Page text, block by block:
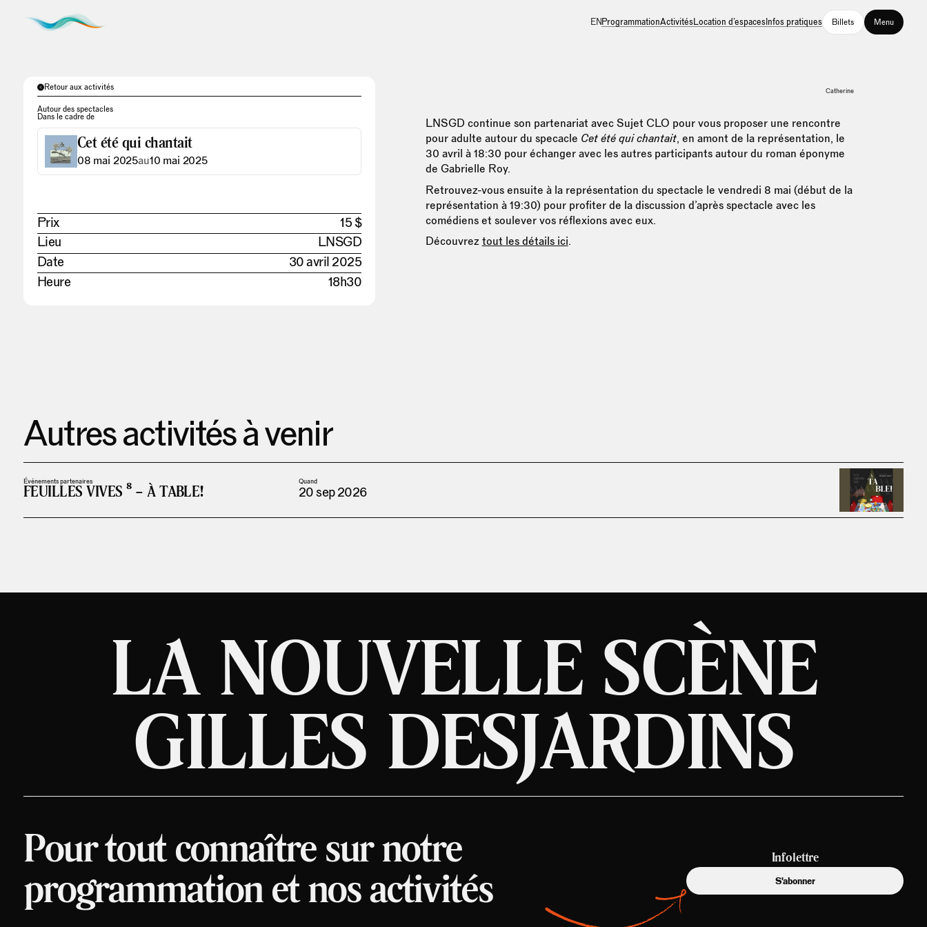
ENProgrammationActivitésLocation d’espacesInfos pratiques Billets Menu
Retour aux activités
Autour des spectacles
Dans le cadre de
Cet été qui chantait
08 mai 2025au10 mai 2025
Prix
15 $
Lieu
LNSGD
Date
30 avril 2025
Heure
18h30
Catherine
LNSGD continue son partenariat avec Sujet CLO pour vous proposer une rencontre
pour adulte autour du specacle Cet été qui chantait, en amont de la représentation, le
30 avril à 18:30 pour échanger avec les autres participants autour du roman éponyme
de Gabrielle Roy.
Retrouvez-vous ensuite à la représentation du spectacle le vendredi 8 mai (début de la
représentation à 19:30) pour profiter de la discussion d’après spectacle avec les
comédiens et soulever vos réflexions avec eux.
Découvrez tout les détails ici.
Autres activités à venir
Événements partenaires
FEUILLES VIVES ⁸ – À TABLE!
Quand
20 sep 2026
LA NOUVELLE SCÈNE
GILLES DESJARDINS
Pour tout connaître sur notre
programmation et nos activités
Infolettre
S'abonner